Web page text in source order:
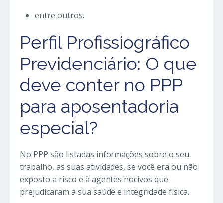
entre outros.
Perfil Profissiográfico
Previdenciário: O que
deve conter no PPP
para aposentadoria
especial?
No PPP são listadas informações sobre o seu
trabalho, as suas atividades, se você era ou não
exposto a risco e à agentes nocivos que
prejudicaram a sua saúde e integridade física.